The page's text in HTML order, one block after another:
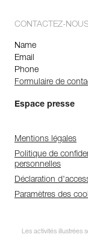
CONTACTEZ-
Name
Email
Phone
Formulaire de
Espace presse
Mentions légales
Politique de
personnelles
Déclaration
Paramètres des
Les activités illustrées